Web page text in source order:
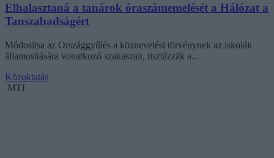
Elhalasztaná a tanárok óraszámemelését a Hálózat a
Tanszabadságért
Módosítsa az Országgyűlés a köznevelési törvénynek az iskolák
államosítására vonatkozó szakaszait, tisztázzák a...
Közoktatás
MTI